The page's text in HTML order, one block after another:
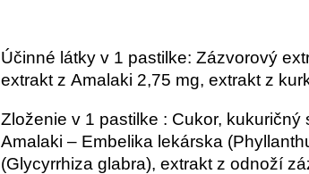
Účinné látky v 1 pastilke: Zázvorový
extrakt z Amalaki 2,75 mg, extrakt z
Zloženie v 1 pastilke : Cukor,
Amalaki – Embelika lekárska
(Glycyrrhiza glabra), extrakt z odnoží